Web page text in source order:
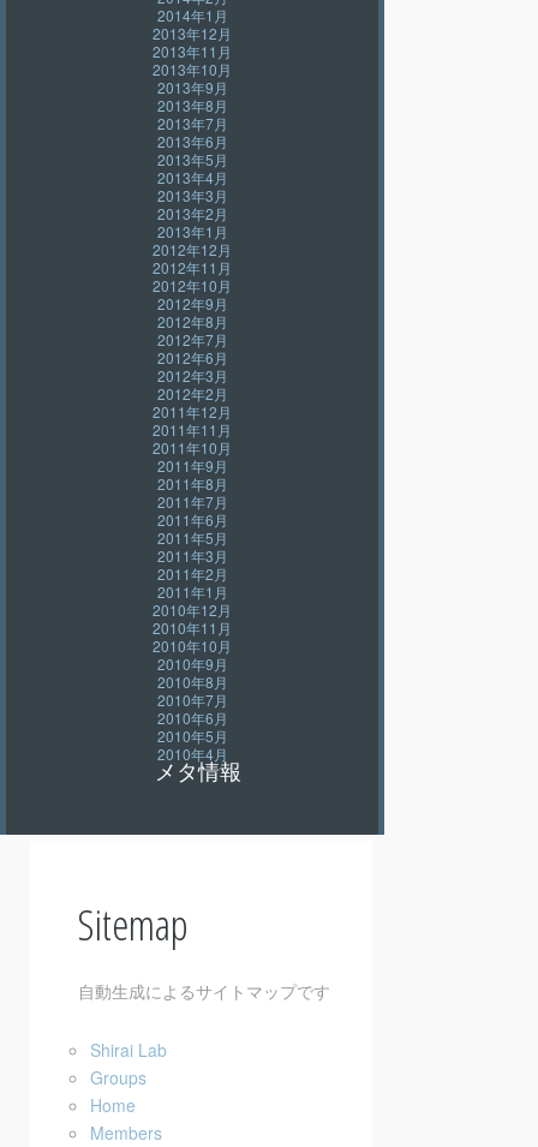
2014年1月
2013年12月
2013年11月
2013年10月
2013年9月
2013年8月
2013年7月
2013年6月
2013年5月
2013年4月
2013年3月
2013年2月
2013年1月
2012年12月
2012年11月
2012年10月
2012年9月
2012年8月
2012年7月
2012年6月
2012年3月
2012年2月
2011年12月
2011年11月
2011年10月
2011年9月
2011年8月
2011年7月
2011年6月
2011年5月
2011年3月
2011年2月
2011年1月
2010年12月
2010年11月
2010年10月
2010年9月
2010年8月
2010年7月
2010年6月
2010年5月
2010年4月
メタ情報
Sitemap
自動生成によるサイトマップです
Shirai Lab
Groups
Home
Members